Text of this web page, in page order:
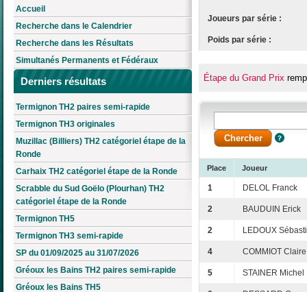
Accueil
Recherche dans le Calendrier
Recherche dans les Résultats
Simultanés Permanents et Fédéraux
Derniers résultats
Termignon TH2 paires semi-rapide
Termignon TH3 originales
Muzillac (Billiers) TH2 catégoriel étape de la
Ronde
Carhaix TH2 catégoriel étape de la Ronde
Scrabble du Sud Goëlo (Plourhan) TH2
catégoriel étape de la Ronde
Termignon TH5
Termignon TH3 semi-rapide
SP du 01/09/2025 au 31/07/2026
Gréoux les Bains TH2 paires semi-rapide
Gréoux les Bains TH5
Joueurs par série :
Poids par série :
Étape du Grand Prix
Place Joueur
1 DELOL Franck
2 BAUDUIN Erick
2 LEDOUX
4 COMMIOT Claire
5 STAINER Michel